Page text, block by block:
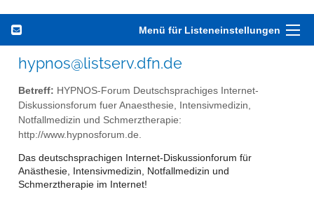
Menü für Listeneinstellungen
hypnos@listserv.dfn.de
Betreff: HYPNOS-Forum Deutschsprachiges Internet-
Diskussionsforum fuer Anaesthesie, Intensivmedizin,
Notfallmedizin und Schmerztherapie:
http://www.hypnosforum.de.
Das deutschsprachigen Internet-Diskussionforum für
Anästhesie, Intensivmedizin, Notfallmedizin und
Schmerztherapie im Internet!